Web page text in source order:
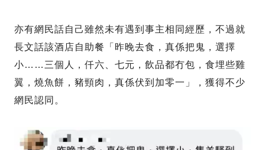
亦有網民話自己雖然未有遇到事主相同經歷，不過就
長文話該酒店自助餐「昨晚去食，真係把鬼，選擇
小……三個人，仟六、七元，飲品都冇包，食埋些雞
翼，燒魚餅，豬頸肉，真係伏到加零一」，獲得不少
網民認同。